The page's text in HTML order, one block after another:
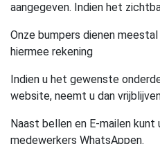
aangegeven. Indien het
Onze bumpers dienen
hiermee rekening
Indien u het gewenste
website, neemt u dan
Naast bellen en E-mailen kunt
medewerkers WhatsAppen.